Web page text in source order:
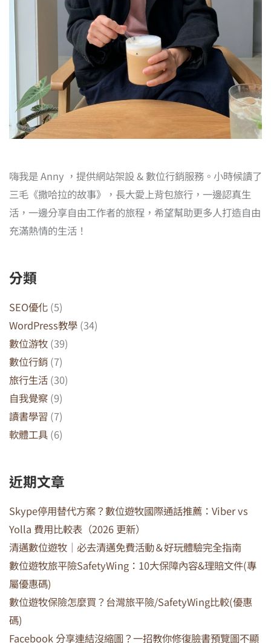
嗨我是 Anny ，提供網站架設 & 數位行銷服務。小時候讀了
三毛《撒哈拉的故事》，長大愛上背包旅行，一邊認真生
活，一邊分享自由工作者的旅程，希望幫助更多人打造自由
充滿熱情的生活！
分類
SEO優化 (5)
WordPress教學 (34)
數位游牧 (39)
數位行銷 (7)
旅行生活 (30)
自我覺察 (9)
讀書學習 (7)
軟體工具 (6)
近期文章
Skype停用替代方案？數位遊牧國際通話推薦：Viber vs
Yolla 費用比較表（2026 更新）
清邁數位遊牧｜必去清邁免費活動＆好玩體驗完全指南
數位遊牧旅平險SafetyWing：10大保障內容&理賠文件(專
屬優惠碼)
數位遊牧保險怎麼買？台灣旅平險/SafetyWing比較(優惠
碼)
Facebook 分享連結沒縮圖？一招教你修復臉書預覽圖不顯